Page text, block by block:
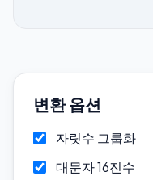
변환 옵션
자릿수 그룹화
대문자 16진수